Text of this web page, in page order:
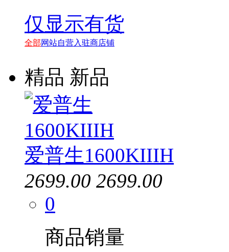
仅显示有货
全部网站自营入驻商店铺
精品 新品
爱普生1600KIIIH
2699.00 2699.00
0
商品销量